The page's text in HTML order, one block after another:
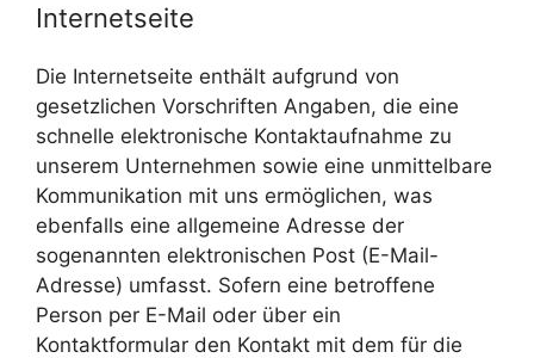
Internetseite
Die Internetseite enthält aufgrund von
gesetzlichen Vorschriften Angaben, die eine
schnelle elektronische Kontaktaufnahme zu
unserem Unternehmen sowie eine unmittelbare
Kommunikation mit uns ermöglichen, was
ebenfalls eine allgemeine Adresse der
sogenannten elektronischen Post (E-Mail-
Adresse) umfasst. Sofern eine betroffene
Person per E-Mail oder über ein
Kontaktformular den Kontakt mit dem für die